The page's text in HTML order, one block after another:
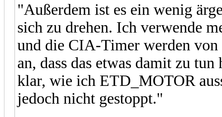
"Außerdem ist es ein wenig
sich zu drehen. Ich verwende
und die CIA-Timer werden von
an, dass das etwas damit zu
klar, wie ich ETD_MOTOR
jedoch nicht gestoppt."